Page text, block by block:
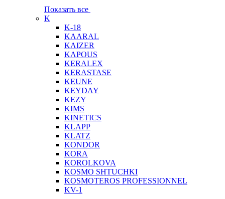
Показать все
K
K-18
KAARAL
KAIZER
KAPOUS
KERALEX
KERASTASE
KEUNE
KEYDAY
KEZY
KIMS
KINETICS
KLAPP
KLATZ
KONDOR
KORA
KOROLKOVA
KOSMO SHTUCHKI
KOSMOTEROS PROFESSIONNEL
KV-1